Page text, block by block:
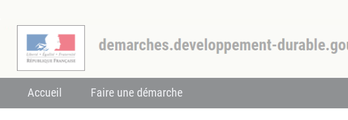
Accueil Faire une démarche